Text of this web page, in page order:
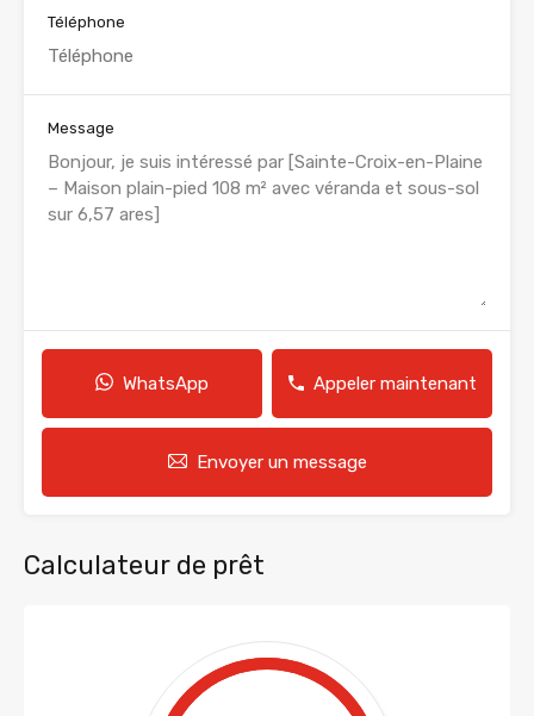
Téléphone
Message
WhatsApp Appeler maintenant
Envoyer un message
Calculateur de prêt